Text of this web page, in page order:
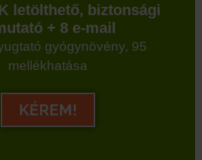
letölthető, biztonsági
+ 8 e-mail
gyógynövény, 95
mellékhatása
KÉREM!